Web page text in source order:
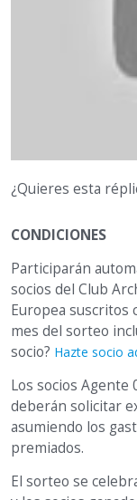
¿Quieres esta
CONDICIONES
Participarán
socios del Club
Europea suscritos
mes del sorteo
socio? Hazte socio
Los socios Agente
deberán solicitar
asumiendo los
premiados.
El sorteo se